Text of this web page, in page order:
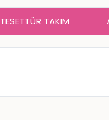
TESETTÜR TAKIM